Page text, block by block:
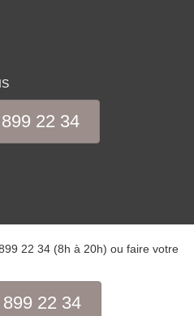
22 34
22 34 (8h à 20h) ou faire votre
22 34